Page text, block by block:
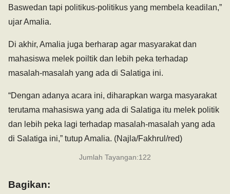
Baswedan tapi politikus-politikus yang membela keadilan,”
ujar Amalia.
Di akhir, Amalia juga berharap agar masyarakat dan
mahasiswa melek poiltik dan lebih peka terhadap
masalah-masalah yang ada di Salatiga ini.
“Dengan adanya acara ini, diharapkan warga masyarakat
terutama mahasiswa yang ada di Salatiga itu melek politik
dan lebih peka lagi terhadap masalah-masalah yang ada
di Salatiga ini,” tutup Amalia. (Najla/Fakhrul/red)
Jumlah Tayangan:122
Bagikan: